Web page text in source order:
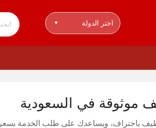
اختر الدولة ▾